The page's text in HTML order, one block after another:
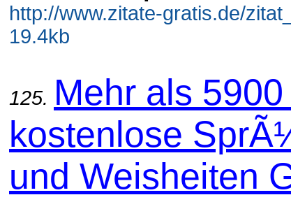
http://www.zitate-gratis.de/
19.4kb
125. Mehr als
kostenlose
und Weisheiten